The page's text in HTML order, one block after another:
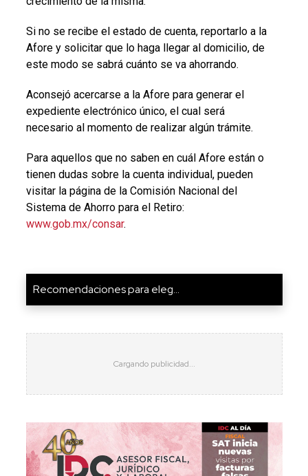
Si no se recibe el estado de cuenta, reportarlo a la
Afore y solicitar que lo haga llegar al domicilio, de
este modo se sabrá cuánto se va ahorrando.
Aconsejó acercarse a la Afore para generar el
expediente electrónico único, el cual será
necesario al momento de realizar algún trámite.
Para aquellos que no saben en cuál Afore están o
tienen dudas sobre la cuenta individual, pueden
visitar la página de la Comisión Nacional del
Sistema de Ahorro para el Retiro:
www.gob.mx/consar.
Recomendaciones para eleg...